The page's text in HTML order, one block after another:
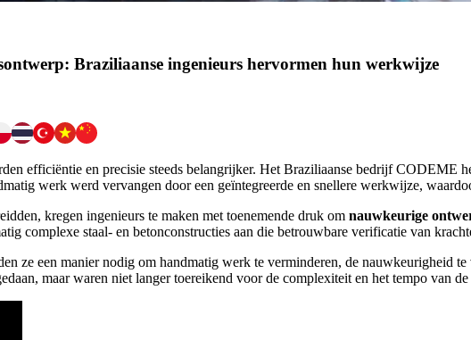
Braziliaanse ingenieurs hervormen hun werkwijze
efficiëntie en precisie steeds belangrijker. Het Braziliaanse bedrijf
werk werd vervangen door een geïntegreerde en snellere werkwijze,
kregen ingenieurs te maken met toenemende druk om nauwkeurige
complexe staal- en betonconstructies aan die betrouwbare verificatie van
ze een manier nodig om handmatig werk te verminderen, de nauwkeurigheid
maar waren niet langer toereikend voor de complexiteit en het tempo van